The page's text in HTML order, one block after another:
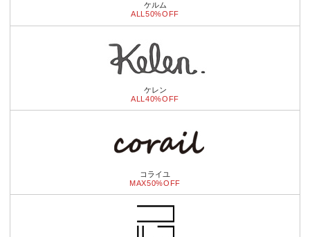
ケルム
ALL50%OFF
ケレン
ALL40%OFF
コライユ
MAX50%OFF